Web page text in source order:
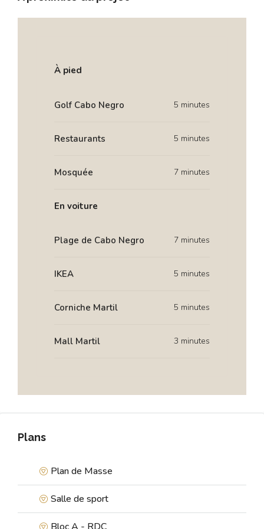
À pied
Golf Cabo Negro 5 minutes
Restaurants 5 minutes
Mosquée 7 minutes
En voiture
Plage de Cabo Negro 7 minutes
IKEA 5 minutes
Corniche Martil 5 minutes
Mall Martil 3 minutes
Plans
Plan de Masse
Salle de sport